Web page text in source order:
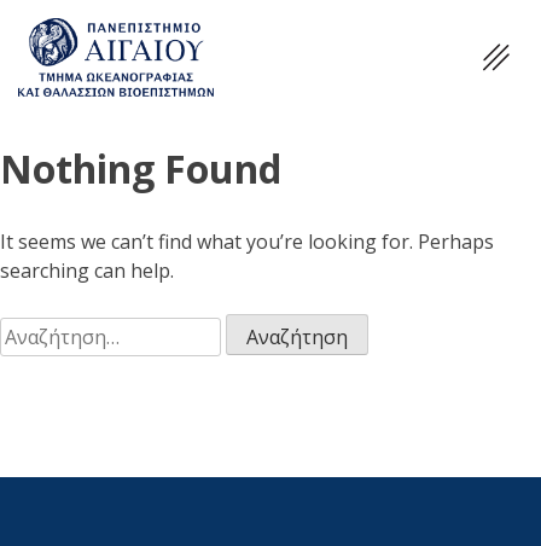
Nothing Found
It seems we can’t find what you’re looking for. Perhaps
searching can help.